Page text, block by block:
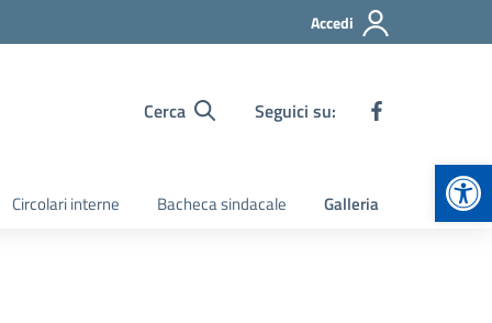
Accedi
Cerca Seguici su:
Circolari interne Bacheca sindacale Galleria